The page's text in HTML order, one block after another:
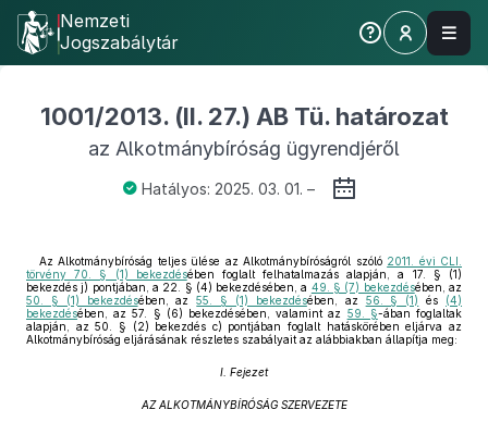
Nemzeti
Jogszabálytár
1001/2013. (II. 27.) AB Tü. határozat
az Alkotmánybíróság ügyrendjéről
Hatályos: 2025. 03. 01. –
Az Alkotmánybíróság teljes ülése az Alkotmánybíróságról szóló 2011. évi CLI.
törvény 70. § (1) bekezdésében foglalt felhatalmazás alapján, a 17. § (1)
bekezdés j) pontjában, a 22. § (4) bekezdésében, a 49. § (7) bekezdésében, az
50. § (1) bekezdésében, az55. § (1) bekezdésében, az 56. § (1) és (4)
bekezdésében, az 57. § (6) bekezdésében, valamint az 59. §-ában foglaltak
alapján, az 50. § (2) bekezdés c) pontjában foglalt hatáskörében eljárva az
Alkotmánybíróság eljárásának részletes szabályait az alábbiakban állapítja meg:
I. Fejezet
AZ ALKOTMÁNYBÍRÓSÁG SZERVEZETE